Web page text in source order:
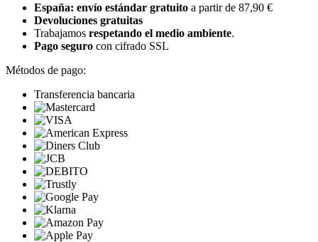
España: envío estándar gratuito a partir de 87,90 €
Devoluciones gratuitas
Trabajamos respetando el medio ambiente.
Pago seguro con cifrado SSL
Métodos de pago:
Transferencia bancaria